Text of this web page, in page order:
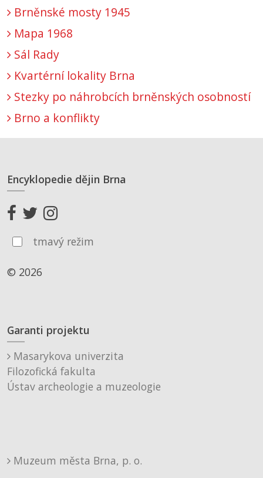
Brněnské mosty 1945
Mapa 1968
Sál Rady
Kvartérní lokality Brna
Stezky po náhrobcích brněnských osobností
Brno a konflikty
Encyklopedie dějin Brna
tmavý režim
© 2026
Garanti projektu
Masarykova univerzita
Filozofická fakulta
Ústav archeologie a muzeologie
Muzeum města Brna, p. o.